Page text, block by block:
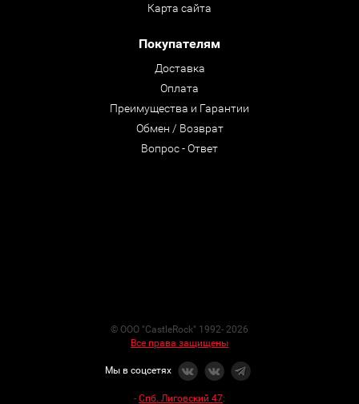
Карта сайта
Покупателям
Доставка
Оплата
Преимущества и Гарантии
Обмен / Возврат
Вопрос - Ответ
© ООО "CastleRock" 1992- 2026
Все права защищены
Мы в соцсетях
- Спб. Лиговский 47: